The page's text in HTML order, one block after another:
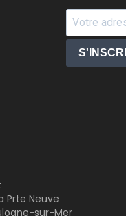
Prte Neuve
sur-Mer